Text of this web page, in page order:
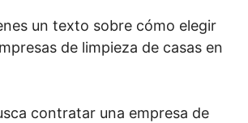
un texto sobre cómo elegir
de limpieza de casas en
contratar una empresa de